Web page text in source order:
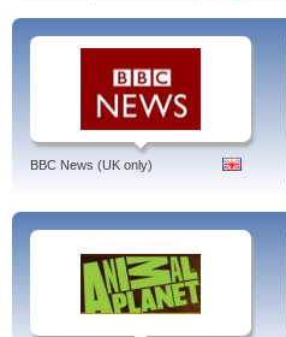
BBC News (UK only)